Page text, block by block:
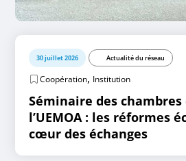
30 juillet 2026 Actualité du réseau
Coopération, Institution
Séminaire des
l’UEMOA : les réformes
cœur des échanges